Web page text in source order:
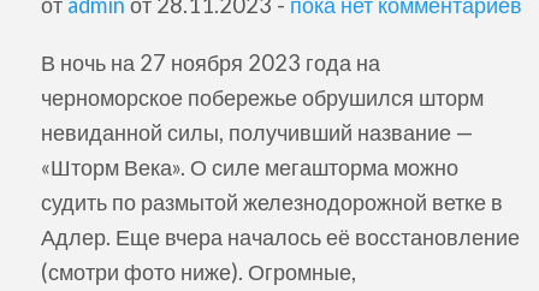
В ночь на 27 ноября 2023 года на
черноморское побережье обрушился шторм
невиданной силы, получивший название —
«Шторм Века». О силе мегашторма можно
судить по размытой железнодорожной ветке в
Адлер. Еще вчера началось её восстановление
(смотри фото ниже). Огромные,